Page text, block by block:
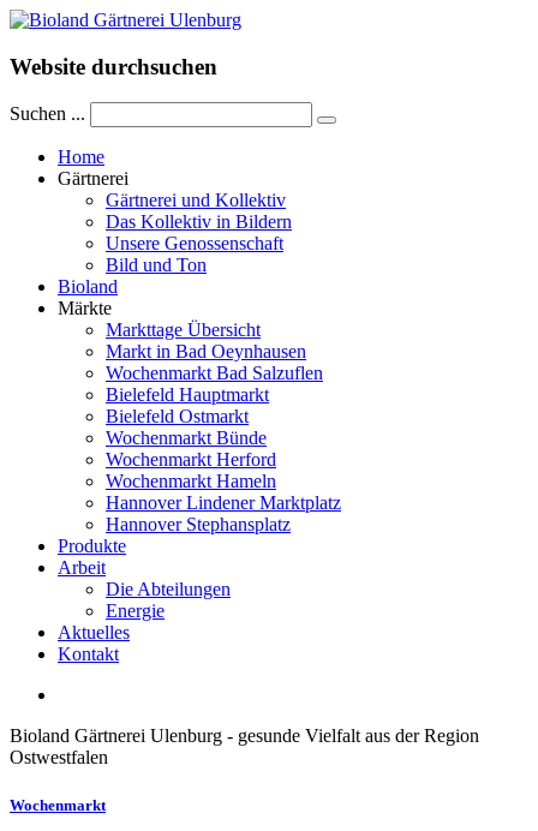
Website durchsuchen
Suchen ...
Home
Gärtnerei
Gärtnerei und Kollektiv
Das Kollektiv in Bildern
Unsere Genossenschaft
Bild und Ton
Bioland
Märkte
Markttage Übersicht
Markt in Bad Oeynhausen
Wochenmarkt Bad Salzuflen
Bielefeld Hauptmarkt
Bielefeld Ostmarkt
Wochenmarkt Bünde
Wochenmarkt Herford
Wochenmarkt Hameln
Hannover Lindener Marktplatz
Hannover Stephansplatz
Produkte
Arbeit
Die Abteilungen
Energie
Aktuelles
Kontakt
Bioland Gärtnerei Ulenburg - gesunde Vielfalt aus der Region
Ostwestfalen
Wochenmarkt